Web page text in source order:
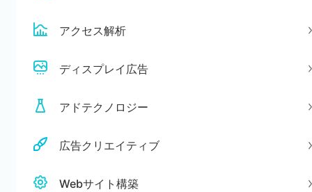
アクセス解析
ディスプレイ広告
アドテクノロジー
広告クリエイティブ
Webサイト構築